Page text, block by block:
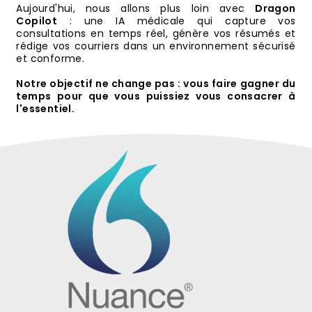
Aujourd'hui, nous allons plus loin avec Dragon
Copilot : une IA médicale qui capture vos
consultations en temps réel, génère vos résumés et
rédige vos courriers dans un environnement sécurisé
et conforme.
Notre objectif ne change pas : vous faire gagner du
temps pour que vous puissiez vous consacrer à
l'essentiel.